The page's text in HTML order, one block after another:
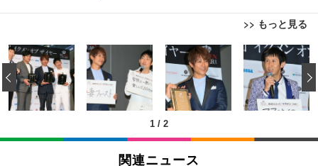
>> もっと見る
[EdoErgo] オフィスチェア 椅子 テレワーク 疲れな
い 跳ね上げ式アームレスト コンパクト 約105度ロッ
キング pc 事務椅子 360度回転 座面昇降 強化ナイロ
ン樹脂ベース 通気性メッシュ 在宅ワーク H-WY01
(黒網+黒枠+黒足)
￥5,699
SIHOO B100 オフィスチェア／デスクチェア メッシ
ュチェア 人間工学 疲れない ブラック
EIZO ビジネス向けプレミアムモニター | FlexScan
EV3240X-WT | 31.5型4K UHD・USB Type-C・ホワ
イト
￥105,595
EIZO ビジネス向けプレミアムモニター | FlexScan
Amazonベーシック ペットシーツ 薄型 レギュラー 1
回使い捨て 無香料 ホワイト 300枚
￥3,373
Amazonベーシック ペットシーツ 厚型 ワイド 42枚
x2袋(84枚) ホワイト(吸収面:ライトブルー)
1 / 2
‹
関連ニュース